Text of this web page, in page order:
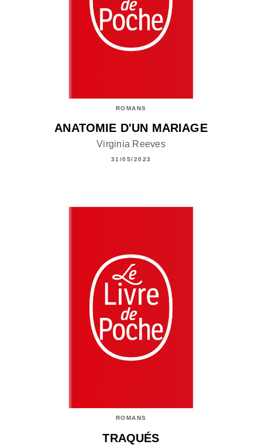
ROMANS
ANATOMIE D'UN MARIAGE
Virginia Reeves
31/05/2023
ROMANS
TRAQUÉS